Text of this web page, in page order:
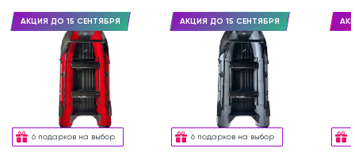
6 подарков на выбор
АКЦИЯ ДО 15 СЕНТЯБРЯ
6 подарков на выбор
АКЦИЯ ДО 15 СЕНТЯБРЯ